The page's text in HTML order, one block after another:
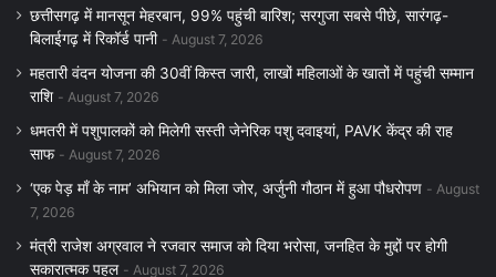
छत्तीसगढ़ में मानसून मेहरबान, 99% पहुंची बारिश; सरगुजा सबसे पीछे, सारंगढ़-
बिलाईगढ़ में रिकॉर्ड पानी
August 7, 2026
महतारी वंदन योजना की 30वीं किस्त जारी, लाखों महिलाओं के खातों में पहुंची सम्मान
राशि
August 7, 2026
धमतरी में पशुपालकों को मिलेगी सस्ती जेनेरिक पशु दवाइयां, PAVK केंद्र की राह
साफ
August 7, 2026
‘एक पेड़ माँ के नाम’ अभियान को मिला जोर, अर्जुनी गौठान में हुआ पौधरोपण
August
7, 2026
मंत्री राजेश अग्रवाल ने रजवार समाज को दिया भरोसा, जनहित के मुद्दों पर होगी
सकारात्मक पहल
August 7, 2026